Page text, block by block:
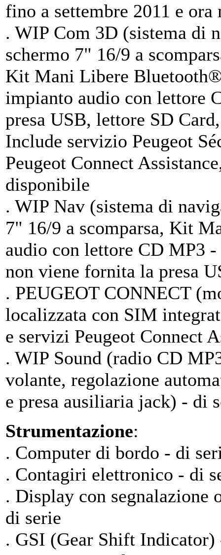
fino a settembre 2011 e
. WIP Com 3D (sistema di
schermo 7" 16/9 a
Kit Mani Libere
impianto audio con lettore
presa USB, lettore SD
Include servizio Peugeot
Peugeot Connect
disponibile
. WIP Nav (sistema di
7" 16/9 a scomparsa, Kit
audio con lettore CD MP3
non viene fornita la presa
. PEUGEOT CONNECT
localizzata con SIM
e servizi Peugeot Connect
. WIP Sound (radio CD
volante, regolazione
e presa ausiliaria jack) - di
Strumentazione:
. Computer di bordo - di
. Contagiri elettronico - di
. Display con segnalazione
di serie
. GSI (Gear Shift